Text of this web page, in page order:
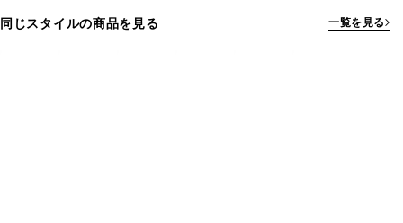
同じスタイルの商品を見る 一覧を見る